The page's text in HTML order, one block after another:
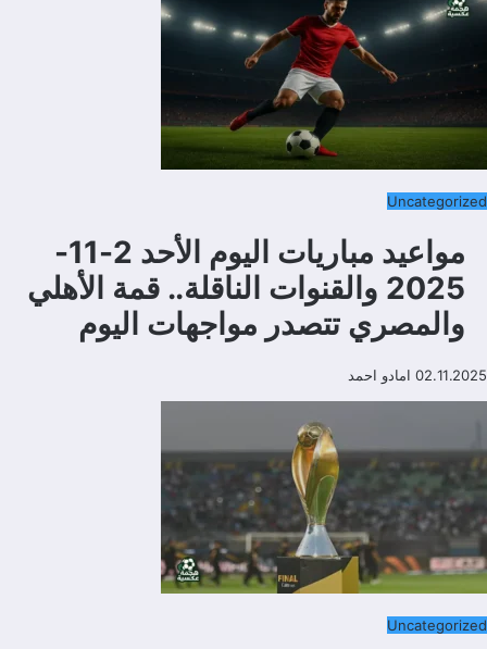
Uncategorized
مواعيد مباريات اليوم الأحد 2-11-
2025 والقنوات الناقلة.. قمة الأهلي
والمصري تتصدر مواجهات اليوم
02.11.2025 امادو احمد
Uncategorized